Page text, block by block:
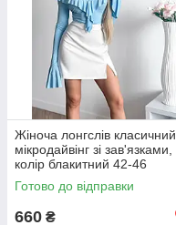
Жіноча лонгслів класичний
мікродайвінг зі зав'язками,
колір блакитний 42-46
Готово до відправки
660 ₴